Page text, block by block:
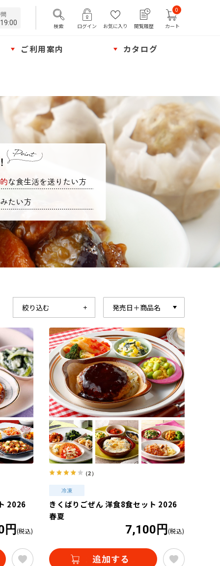
検索 ログイン お気に入り 閲覧履歴 カート
0
ご利用案内 カタログ
絞り込む 発売日＋商品名
2026
円 (税込)
（2）
きくばりごぜん 洋食8食セット 2026
春夏
7,100円 (税込)